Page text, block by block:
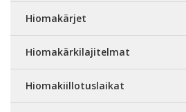
Hiomakärjet
Hiomakärkilajitelmat
Hiomakiillotuslaikat